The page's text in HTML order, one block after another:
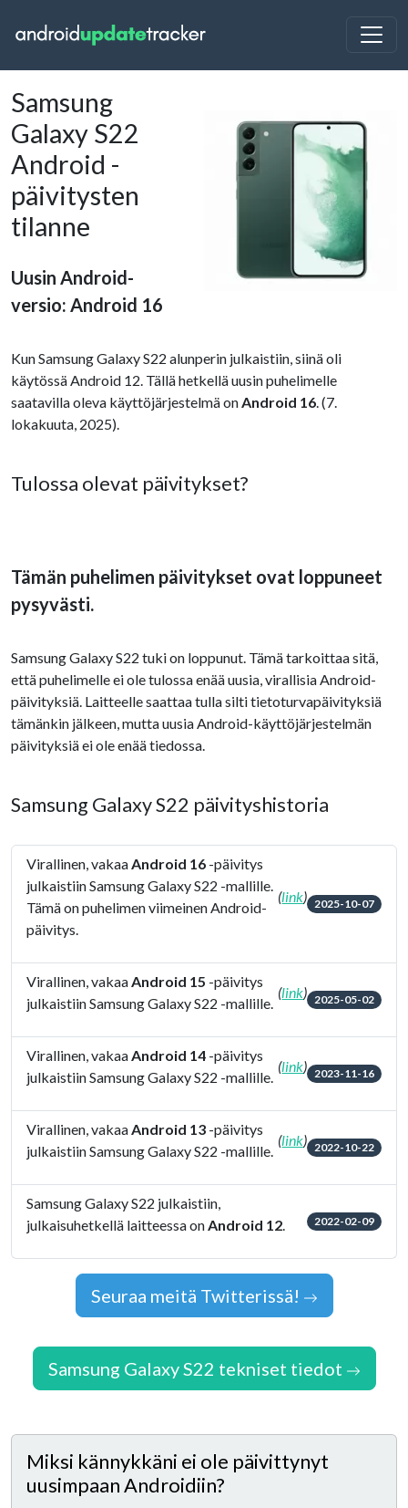
Samsung
Galaxy S22
Android -
päivitysten
tilanne
Uusin Android-
versio: Android 16
Kun Samsung Galaxy S22 alunperin julkaistiin, siinä oli
käytössä Android 12. Tällä hetkellä uusin puhelimelle
saatavilla oleva käyttöjärjestelmä onAndroid 16. (7.
lokakuuta, 2025).
Tulossa olevat päivitykset?
Tämän puhelimen päivitykset ovat loppuneet
pysyvästi.
Samsung Galaxy S22 tuki on loppunut. Tämä tarkoittaa sitä,
että puhelimelle ei ole tulossa enää uusia, virallisia Android-
päivityksiä. Laitteelle saattaa tulla silti tietoturvapäivityksiä
tämänkin jälkeen, mutta uusia Android-käyttöjärjestelmän
päivityksiä ei ole enää tiedossa.
Samsung Galaxy S22 päivityshistoria
Virallinen, vakaaAndroid 16 -päivitys
julkaistiin Samsung Galaxy S22 -mallille.
Tämä on puhelimen viimeinen Android-
päivitys.
(link) 2025-10-07
Virallinen, vakaaAndroid 15 -päivitys
julkaistiin Samsung Galaxy S22 -mallille.
(link) 2025-05-02
Virallinen, vakaaAndroid 14 -päivitys
julkaistiin Samsung Galaxy S22 -mallille.
(link) 2023-11-16
Virallinen, vakaaAndroid 13 -päivitys
julkaistiin Samsung Galaxy S22 -mallille.
(link) 2022-10-22
Samsung Galaxy S22 julkaistiin,
julkaisuhetkellä laitteessa onAndroid 12. 2022-02-09
Seuraa meitä Twitterissä!
Samsung Galaxy S22 tekniset tiedot
Miksi kännykkäni ei ole päivittynyt
uusimpaan Androidiin?